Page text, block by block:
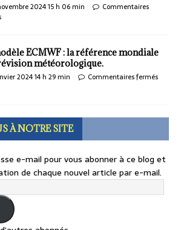
2024 15 h 06 min
Commentaires
ECMWF : la référence mondiale
météorologique.
2024 14 h 29 min Commentaires fermés
À NOTRE SITE
e-mail pour vous abonner à ce blog et
de chaque nouvel article par e-mail.